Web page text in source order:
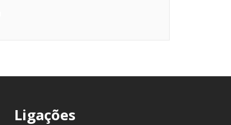
Ligações